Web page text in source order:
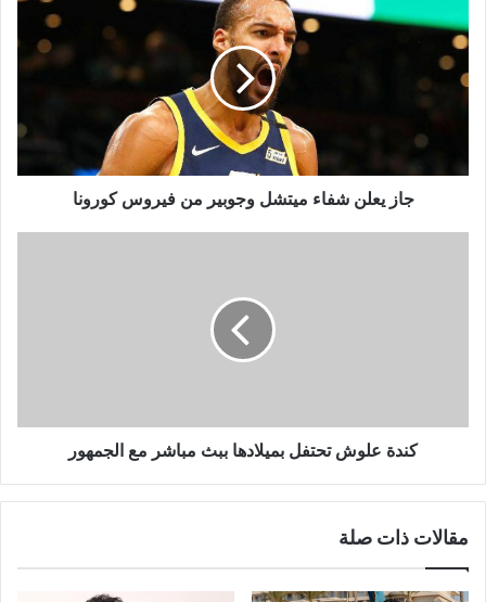
شفاء
ميتشل
وجوبير
من
جاز يعلن شفاء ميتشل وجوبير من فيروس كورونا
كندة علوش تحتفل بميلادها ببث مباشر مع الجمهور
مقالات ذات صلة